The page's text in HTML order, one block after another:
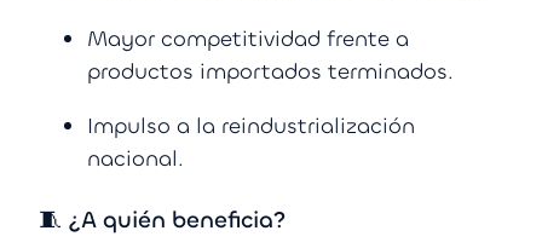
Mayor competitividad frente a
productos importados terminados.
Impulso a la reindustrialización
nacional.
🧵 ¿A quién beneficia?